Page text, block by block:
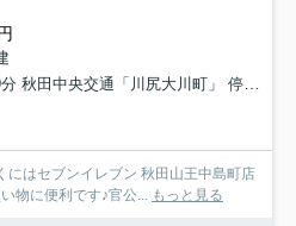
田中央交通「川尻大川町」 停歩6分
にはセブンイレブン 秋田山王中島町店
物に便利です♪官公... もっと見る